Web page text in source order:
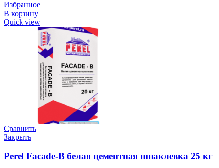
Избранное
В корзину
Quick view
Сравнить
Закрыть
Perel Facade-B белая цементная шпаклевка 25 кг